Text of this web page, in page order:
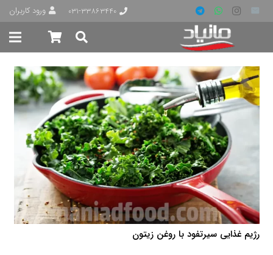
۰۳۱-۳۳۸۶۳۴۴۰ ورود کاربران
رژیم غذایی سیرتفود با روغن زیتون